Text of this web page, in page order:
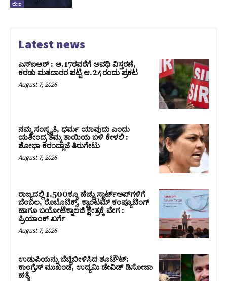
ದೇಶ
Latest news
ಎಸ್‌ಐಆರ್‌ : ಆ.17ರವರೆಗೆ ಅವಧಿ ವಿಸ್ತರಣೆ,
ಕರಡು ಮತದಾರರ ಪಟ್ಟಿ ಆ.24ರಂದು ಪ್ರಕಟ
August 7, 2026
ನಮ್ಮ ಸಂಸ್ಕೃತಿ, ಧರ್ಮ ಯಾವುದು ಎಂದು
ಯತೀಂದ್ರ ತಮ್ಮ ತಾಯಿಯ ಬಳಿ ಕೇಳಲಿ :
ಶೋಭಾ ಕರಂದ್ಲಾಜೆ ತಿರುಗೇಟು
August 7, 2026
ರಾಜ್ಯದಲ್ಲಿ 1,500ಕ್ಕೂ ಹೆಚ್ಚು ಸ್ಟಾರ್ಟ್‌ಅಪ್‌ಗಳಿಗೆ
ಬೆಂಬಲ, ರೊಬೊಟಿಕ್ಸ್, ಕ್ವಾಂಟಮ್ ಕಂಪ್ಯೂಟಿಂಗ್
ಹಾಗೂ ಬಯೋಟೆಕ್ನಾಲಜಿ ಕ್ಷೇತ್ರಕ್ಕೆ ವೇಗ :
ಪ್ರಿಯಾಂಕ್‌ ಖರ್ಗೆ
August 7, 2026
ಉಡುಪಿಯನ್ನು ಬೆಚ್ಚಿಬೀಳಿಸಿದ ಶೂಟೌಟ್‌:
ಕಾಂಗ್ರೆಸ್‌ ಮುಖಂಡ, ಉದ್ಯಮಿ ಡೇವಿಡ್ ಡಿಸೋಜಾ
ಹತ್ಯೆ